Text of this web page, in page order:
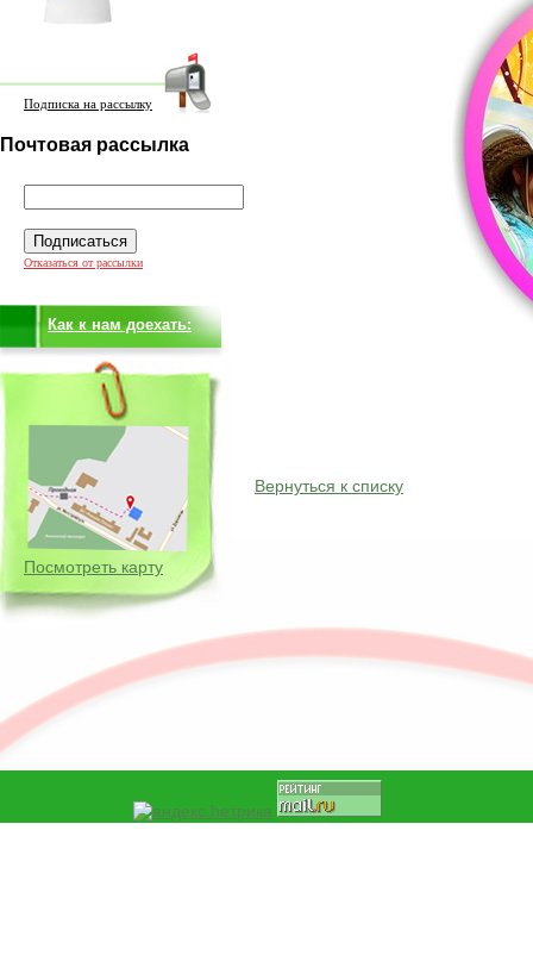
Подписка на рассылку
Почтовая рассылка
Отказаться от рассылки
Как к нам доехать:
Посмотреть карту
Вернуться к списку